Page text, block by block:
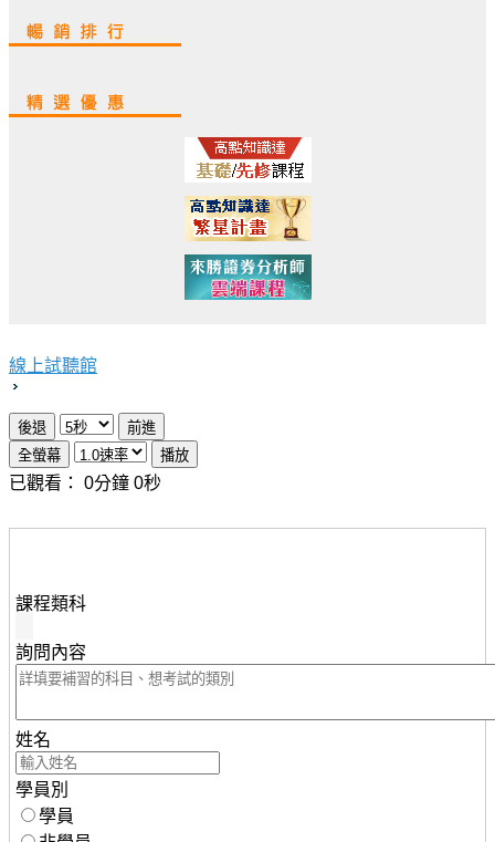
線上試聽館
已觀看： 0分鐘 0秒
課程類科
詢問內容
姓名
學員別
學員